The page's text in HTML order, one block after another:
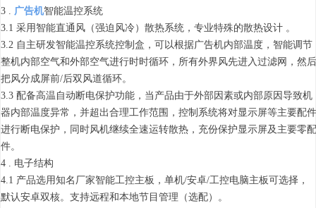
3 . 广告机智能温控系统
3.1 采用智能直通风（强迫风冷）散热系统，专业特殊的散热设计 。
3.2 自主研发智能温控系统控制盒，可以根据广告机内部温度，智能调节
整机内部空气和外部空气进行时时循环，所有外界风先进入过滤网，然后
把风分成屏前/后双风道循环。
3.3 配备高温自动断电保护功能，当产品由于外部因素或内部原因导致机
器内部温度异常，并超出合理工作范围，控制系统将对显示屏等主要配件
进行断电保护，同时风机继续全速运转散热，充份保护显示屏及主要零配
件。
4 . 电子结构
4.1 产品选用知名厂家智能工控主板，单机/安卓/工控电脑主板可选择，
默认安卓双核。支持远程和本地节目管理（选配）。